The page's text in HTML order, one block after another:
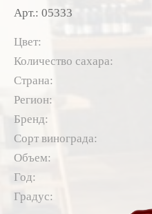
Арт.: 05333
Цвет:
Количество сахара:
Страна:
Регион:
Бренд:
Сорт винограда:
Объем:
Год:
Градус: